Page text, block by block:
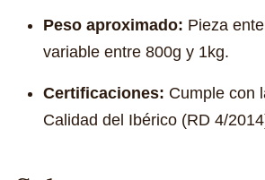
Peso aproximado: Pieza
variable entre 800g y 1kg.
Certificaciones: Cumple con
Calidad del Ibérico (RD 4/